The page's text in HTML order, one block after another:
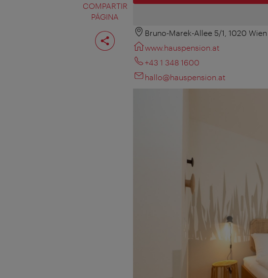
COMPARTIR
PÁGINA
Compartir
página
Bruno-Marek-Allee 5/1, 1020 Wien
www.hauspension.at
+43 1 348 1600
hallo@hauspension.at